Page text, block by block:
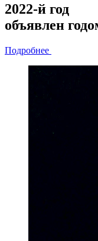
2022-й год
объявлен
Подробнее